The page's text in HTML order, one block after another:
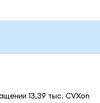
13,39 тыс. CVXon